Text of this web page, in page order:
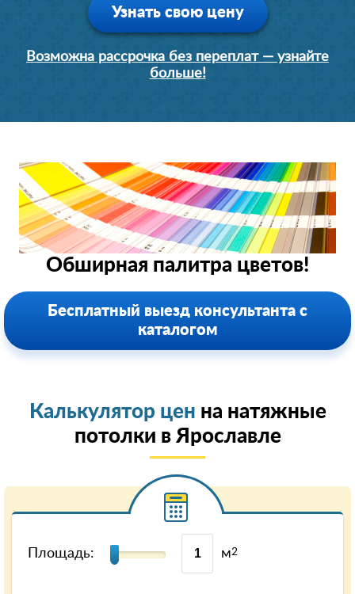
Узнать свою цену
Возможна рассрочка без переплат — узнайте
больше!
Обширная палитра цветов!
Бесплатный выезд консультанта с
каталогом
Калькулятор цен на натяжные
потолки в Ярославле
Площадь: м2